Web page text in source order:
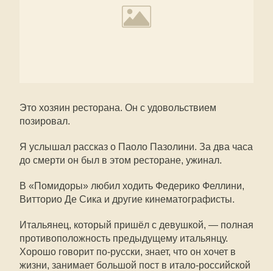
Это хозяин ресторана. Он с удовольствием
позировал.
Я услышал рассказ о Паоло Пазолини. За два часа
до смерти он был в этом ресторане, ужинал.
В «Помидоры» любил ходить Федерико Феллини,
Витторио Де Сика и другие кинематографисты.
Итальянец, который пришёл с девушкой, — полная
противоположность предыдущему итальянцу.
Хорошо говорит по-русски, знает, что он хочет в
жизни, занимает большой пост в итало-российской